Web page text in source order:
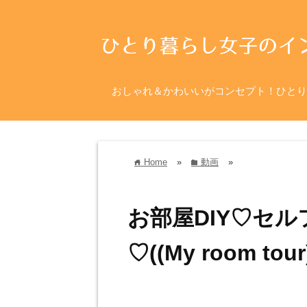
おしゃれ＆かわいいがコンセプト！ひと
home Home » folder 動画 »
お部屋DIY♡セル
♡((My room